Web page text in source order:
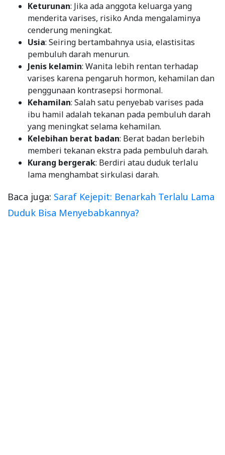
Keturunan: Jika ada anggota keluarga yang
menderita varises, risiko Anda mengalaminya
cenderung meningkat.
Usia: Seiring bertambahnya usia, elastisitas
pembuluh darah menurun.
Jenis kelamin: Wanita lebih rentan terhadap
varises karena pengaruh hormon, kehamilan dan
penggunaan kontrasepsi hormonal.
Kehamilan: Salah satu penyebab varises pada
ibu hamil adalah tekanan pada pembuluh darah
yang meningkat selama kehamilan.
Kelebihan berat badan: Berat badan berlebih
memberi tekanan ekstra pada pembuluh darah.
Kurang bergerak: Berdiri atau duduk terlalu
lama menghambat sirkulasi darah.
Baca juga: Saraf Kejepit: Benarkah Terlalu Lama
Duduk Bisa Menyebabkannya?